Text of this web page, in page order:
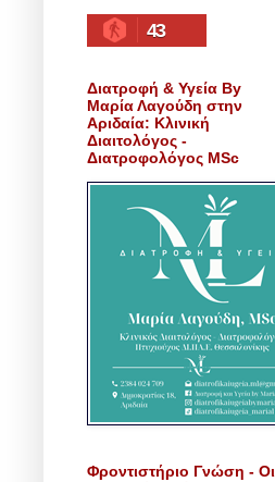
43
Διατροφή & Υγεία By
Μαρία Λαγούδη στην
Αριδαία: Κλινική
Διαιτολόγος -
Διατροφολόγος MSc
Φροντιστήριο Γνώση - Οι